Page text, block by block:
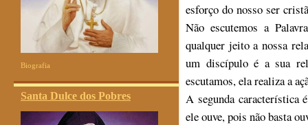
Biografia
Santa Dulce dos Pobres
esforço do nosso ser
Não escutemos a
qualquer jeito a nossa
um discípulo é a sua
escutamos, ela realiza a
A segunda característica
ele ouve, pois não basta